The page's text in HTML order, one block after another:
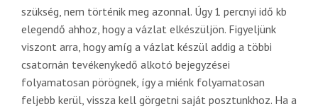
szükség, nem történik meg azonnal. Úgy 1 percnyi idő kb
elegendő ahhoz, hogy a vázlat elkészüljön. Figyeljünk
viszont arra, hogy amíg a vázlat készül addig a többi
csatornán tevékenykedő alkotó bejegyzései
folyamatosan pörögnek, így a miénk folyamatosan
feljebb kerül, vissza kell görgetni saját posztunkhoz. Ha a